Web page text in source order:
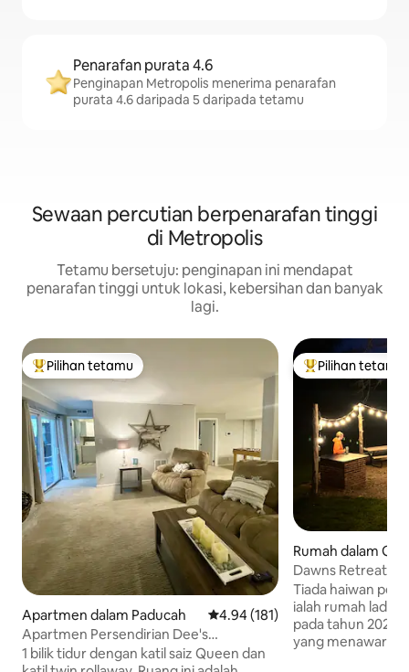
Penarafan purata 4.6
Penginapan Metropolis menerima penarafan
purata 4.6 daripada 5 daripada tetamu
Sewaan percutian berpenarafan tinggi
di Metropolis
Tetamu bersetuju: penginapan ini mendapat
penarafan tinggi untuk lokasi, kebersihan dan banyak
lagi.
Pilihan utama tetamu
Pilihan tetamu
Apartmen dalam Paducah Penarafan purata 4.94 daripada
4.94 (181)
Apartmen Persendirian Dee's
Downstairs
1 bilik tidur dengan katil saiz Queen dan
Pilihan utama
Pilihan tetamu
Rumah dalam
Dawns Retreat
Tiada haiwan peliharaan.
ialah rumah
pada tahun 2023
yang